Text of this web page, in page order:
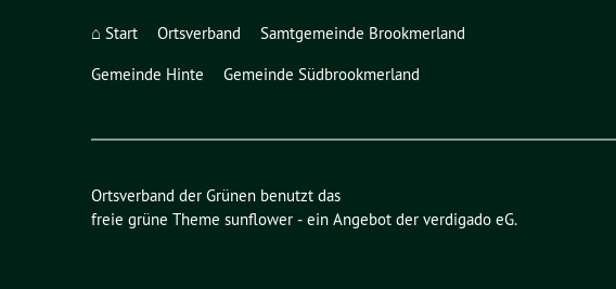
⌂ Start Ortsverband
Samtgemeinde Brookmerland
Gemeinde Hinte
Gemeinde Südbrookmerland
Ortsverband der Grünen benutzt das
freie grüne Theme sunflower ‐ ein Angebot der verdigado eG.